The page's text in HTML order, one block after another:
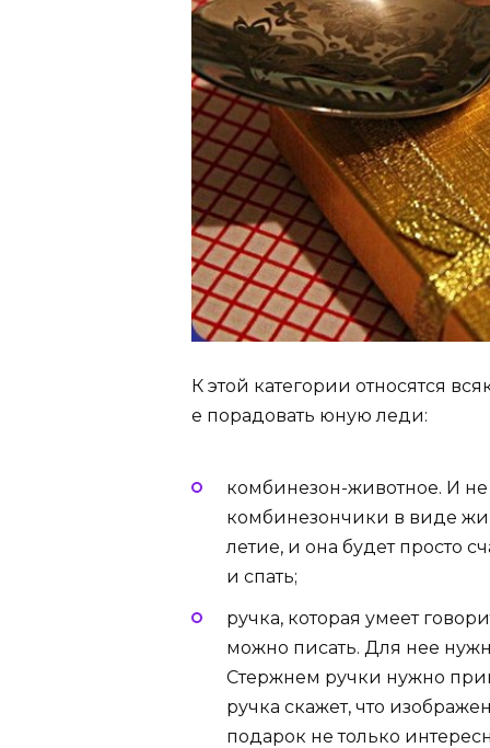
К этой категории относятся
е порадовать юную леди:
комбинезон-животное. И
комбинезончики в виде
летие, и она будет просто
и спать;
ручка, которая умеет
можно писать. Для нее
Стержнем ручки нужно
ручка скажет, что
подарок не только